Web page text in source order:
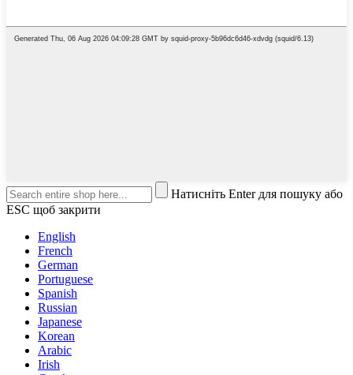
Натисніть Enter для пошуку або
ESC щоб закрити
English
French
German
Portuguese
Spanish
Russian
Japanese
Korean
Arabic
Irish